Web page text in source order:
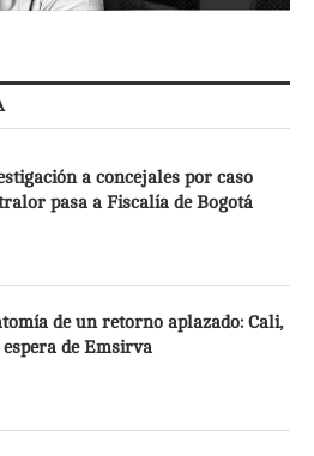
a concejales por caso
pasa a Fiscalía de Bogotá
de un retorno aplazado: Cali,
de Emsirva